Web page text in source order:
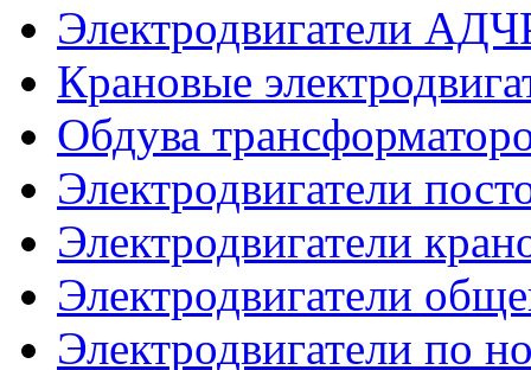
Электродвигатели
Крановые
Обдува
Электродвигатели
Электродвигатели
Электродвигатели
Электродвигатели по